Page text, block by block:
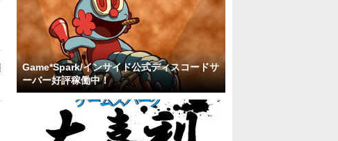
Game*Spark/インサイド公式ディスコードサ
ーバー好評稼働中！